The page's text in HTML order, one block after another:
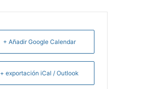
+ Añadir Google Calendar
+ exportación iCal / Outlook